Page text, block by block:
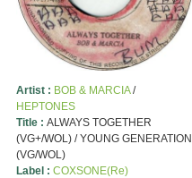
Artist : BOB & MARCIA/
HEPTONES
Title : ALWAYS TOGETHER
(VG+/WOL) / YOUNG GENERATION
(VG/WOL)
Label : COXSONE(Re)